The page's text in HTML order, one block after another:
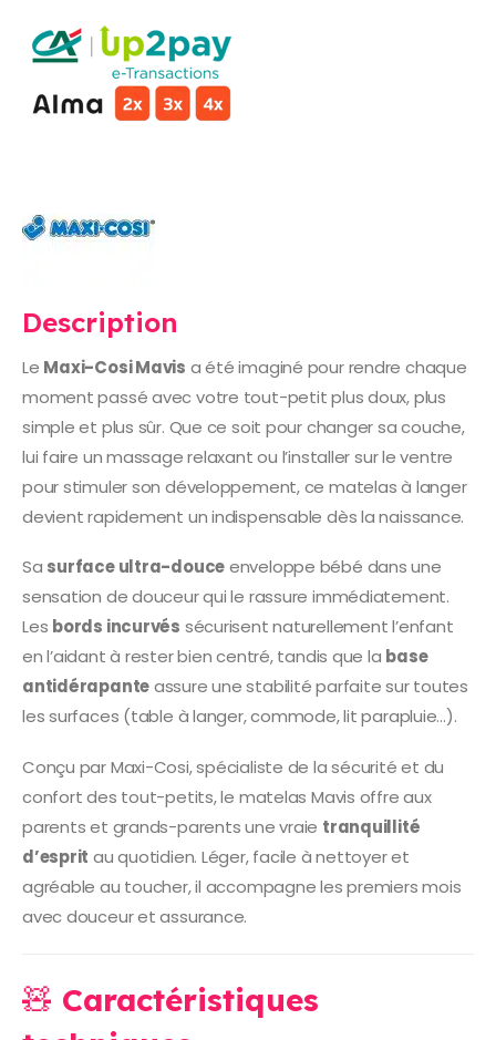
Description
Le Maxi-Cosi Mavis a été imaginé pour rendre chaque
moment passé avec votre tout-petit plus doux, plus
simple et plus sûr. Que ce soit pour changer sa couche,
lui faire un massage relaxant ou l’installer sur le ventre
pour stimuler son développement, ce matelas à langer
devient rapidement un indispensable dès la naissance.
Sa surface ultra-douceenveloppe bébé dans une
sensation de douceur qui le rassure immédiatement.
Les bords incurvés sécurisent naturellement l’enfant
en l’aidant à rester bien centré, tandis que la base
antidérapanteassure une stabilité parfaite sur toutes
les surfaces (table à langer, commode, lit parapluie…).
Conçu par Maxi-Cosi, spécialiste de la sécurité et du
confort des tout-petits, le matelas Mavis offre aux
parents et grands-parents une vraie tranquillité
d’esprit au quotidien. Léger, facile à nettoyer et
agréable au toucher, il accompagne les premiers mois
avec douceur et assurance.
🧸 Caractéristiques